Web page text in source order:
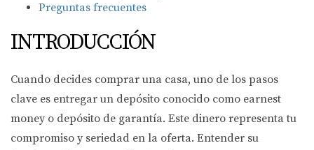
Preguntas frecuentes
INTRODUCCIÓN
Cuando decides comprar una casa, uno de los pasos
clave es entregar un depósito conocido como earnest
money o depósito de garantía. Este dinero representa tu
compromiso y seriedad en la oferta. Entender su